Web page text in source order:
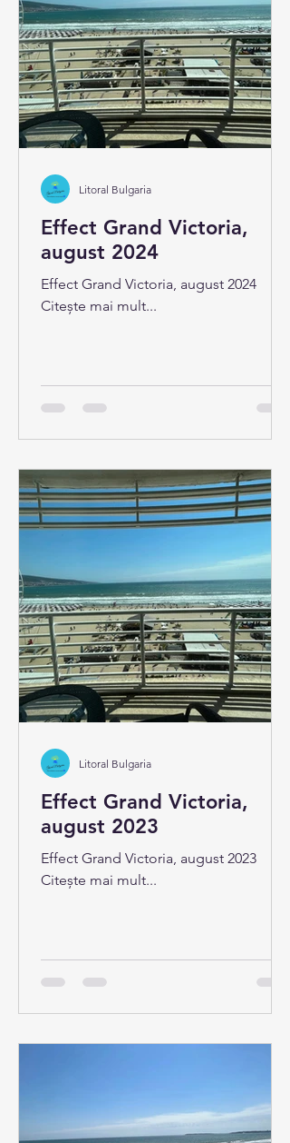
Effect Grand Victoria,
august 2024
Effect Grand Victoria, august 2024
Citește mai mult...
Litoral Bulgaria
Effect Grand Victoria,
august 2023
Effect Grand Victoria, august 2023
Citește mai mult...
Litoral Bulgaria